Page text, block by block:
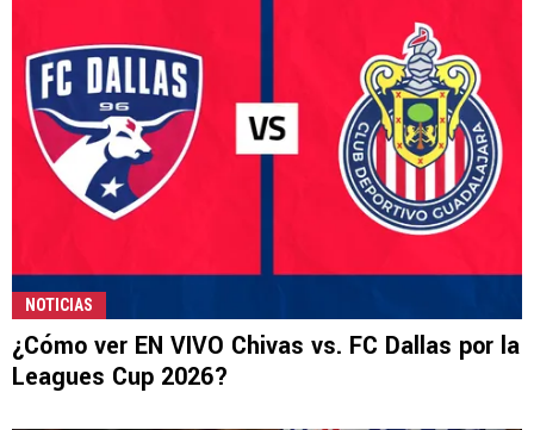
NOTICIAS
¿Cómo ver EN VIVO Chivas vs. FC Dallas por la
Leagues Cup 2026?